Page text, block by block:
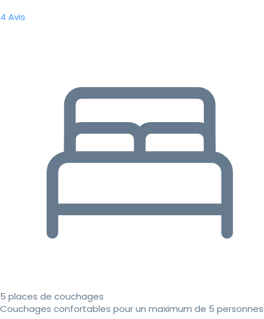
4 Avis
5 places de couchages
Couchages confortables pour un maximum de 5 personnes